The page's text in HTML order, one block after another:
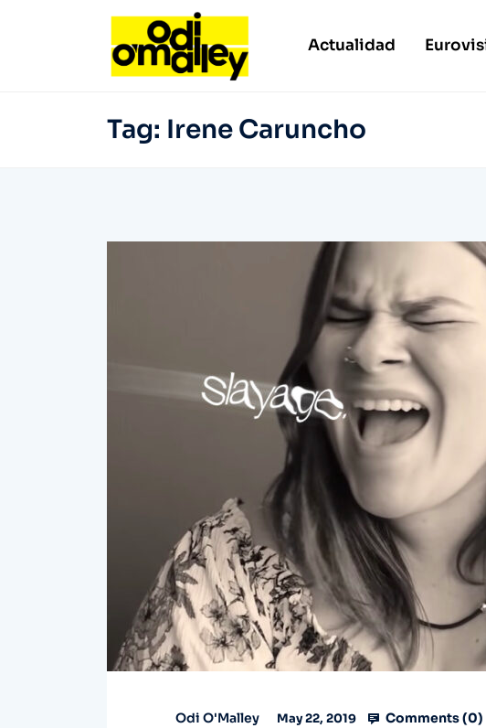
Actualidad
Tag: Irene Caruncho
Odi O'Malley May 22, 2019 Comments (0)